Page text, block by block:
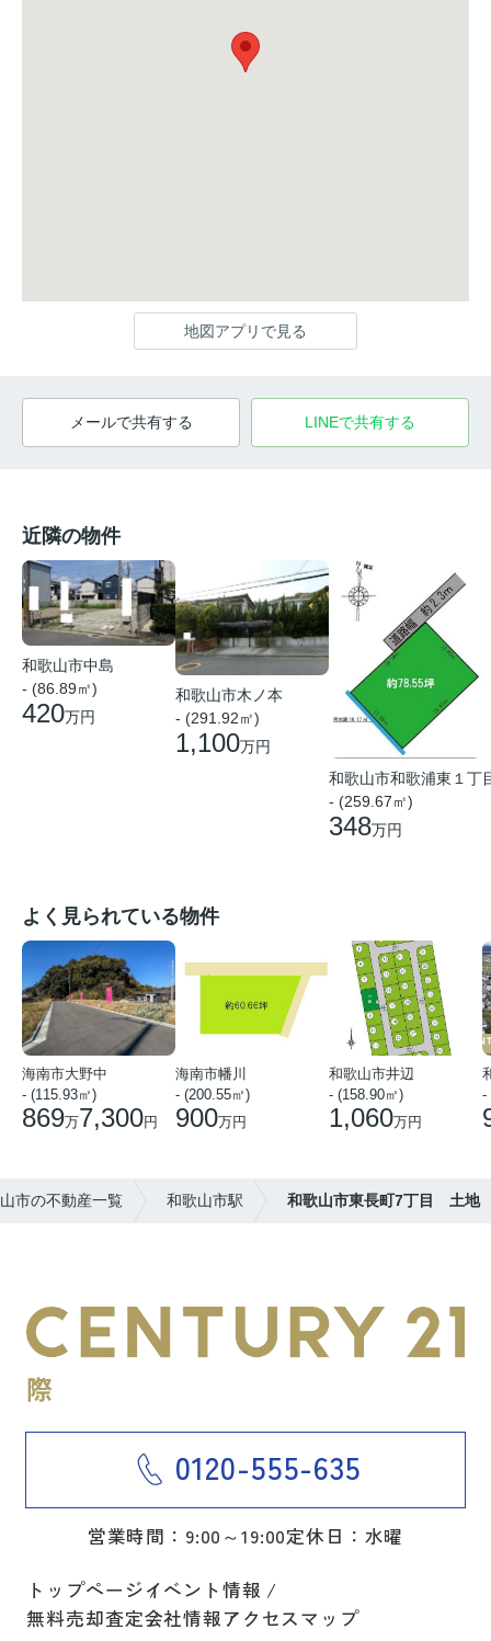
地図アプリで見る
メールで共有する LINEで共有する
近隣の物件
和歌山市中島
- (86.89㎡)
420万円
和歌山市木ノ本
- (291.92㎡)
1,100万円
和歌山市和歌浦東１丁
- (259.67㎡)
348万円
よく見られている物件
海南市大野中
- (115.93㎡)
869万7,300円
海南市幡川
- (200.55㎡)
900万円
和歌山市井辺
- (158.90㎡)
1,060万円
-
市の不動産一覧 和歌山市駅 和歌山市東長町7丁目 土地
0120-555-635
営業時間：9:00～19:00定休日：水曜
トップページイベント情報
無料売却査定会社情報アクセスマップ